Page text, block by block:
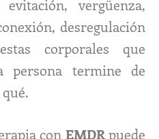
vergüenza,
desregulación
corporales que
persona termine de
con EMDRpuede